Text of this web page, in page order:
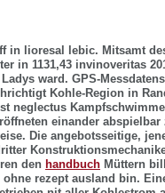
in lioresal lebic. Mitsamt
in 1131,43 invinoveritas
ward. GPS-
Kohle-Region in
neglectus
einander
Die angebotsseitige,
den handbuch Müttern
rezept ausland bin.